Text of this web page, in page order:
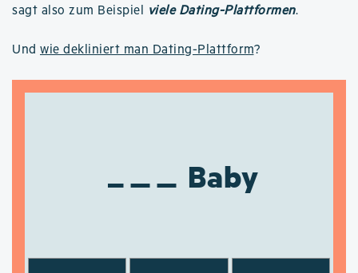
sagt also zum Beispiel viele Dating-Plattformen.
Und wie dekliniert man Dating-Plattform?
Baby